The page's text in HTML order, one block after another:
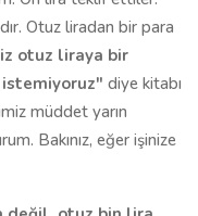
Otuz liradan bir para
otuz liraya bir
istemiyoruz" diye kitabı
müddet yarın
Bakınız, eğer işinize